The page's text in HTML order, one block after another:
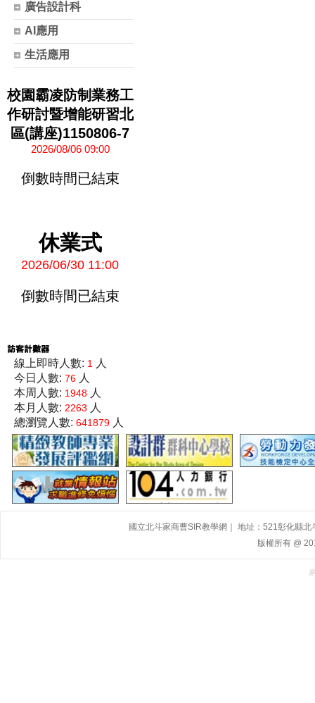
廣告設計科
AI應用
生活應用
校園霸凌防制業務工
作研討暨增能研習北
區(講座)1150806-7
2026/08/06 09:00
倒數時間已結束
休業式
2026/06/30 11:00
倒數時間已結束
線上即時人數: 1
人
今日人數: 76 人
本周人數: 1948 人
本月人數: 2263 人
總瀏覽人數: 641879 人
國立北斗家商曹SIR教學網｜ 地址：521彰化縣
版權所有 @